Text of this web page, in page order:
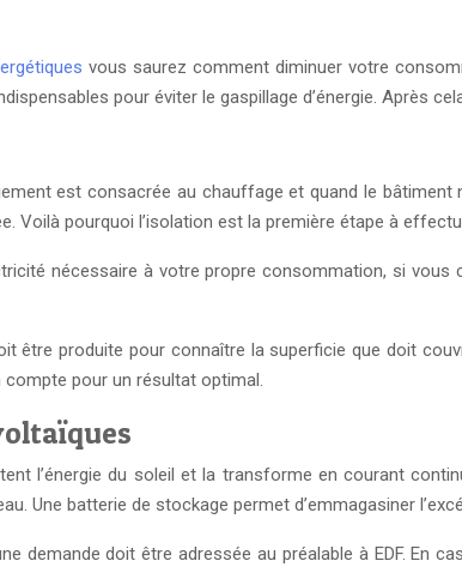
vous saurez comment diminuer votre
pour éviter le gaspillage d’énergie. Après
est consacrée au chauffage et quand le
Voilà pourquoi l’isolation est la première étape à
nécessaire à votre propre consommation, si vous
être produite pour connaître la superficie que doit
pour un résultat optimal.
l’énergie du soleil et la transforme en courant
Une batterie de stockage permet d’emmagasiner
demande doit être adressée au préalable à EDF. En